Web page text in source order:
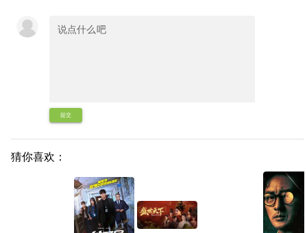
提交
猜你喜欢：